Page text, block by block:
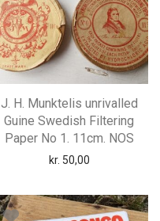
J. H. Munktelis unrivalled
Guine Swedish Filtering
Paper No 1. 11cm. NOS
kr. 50,00